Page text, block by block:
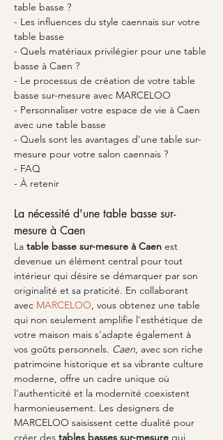
table basse ?
- Les influences du style caennais sur votre
table basse
- Quels matériaux privilégier pour une table
basse à Caen ?
- Le processus de création de votre table
basse sur-mesure avec MARCELOO
- Personnaliser votre espace de vie à Caen
avec une table basse
- Quels sont les avantages d’une table sur-
mesure pour votre salon caennais ?
- FAQ
- À retenir
La nécessité d'une table basse sur-
mesure à Caen
La table basse sur-mesure à Caen est
devenue un élément central pour tout
intérieur qui désire se démarquer par son
originalité et sa praticité. En collaborant
avec MARCELOO, vous obtenez une table
qui non seulement amplifie l'esthétique de
votre maison mais s'adapte également à
vos goûts personnels. Caen, avec son riche
patrimoine historique et sa vibrante culture
moderne, offre un cadre unique où
l'authenticité et la modernité coexistent
harmonieusement. Les designers de
MARCELOO saisissent cette dualité pour
créer des tables basses sur-mesure qui